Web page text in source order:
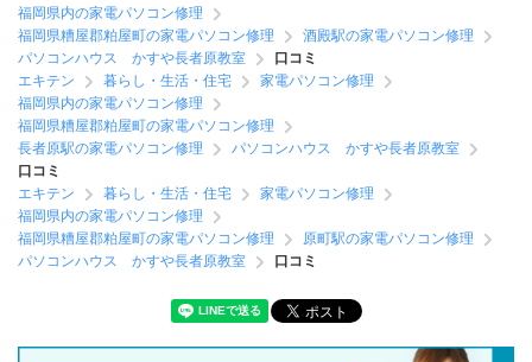
福岡県内の家電パソコン修理
福岡県糟屋郡粕屋町の家電パソコン修理
酒殿駅の家電パソコン修理
パソコンハウス かすや長者原教室
口コミ
エキテン
暮らし・生活・住宅
家電パソコン修理
福岡県内の家電パソコン修理
福岡県糟屋郡粕屋町の家電パソコン修理
長者原駅の家電パソコン修理
パソコンハウス かすや長者原教室
口コミ
エキテン
暮らし・生活・住宅
家電パソコン修理
福岡県内の家電パソコン修理
福岡県糟屋郡粕屋町の家電パソコン修理
原町駅の家電パソコン修理
パソコンハウス かすや長者原教室
口コミ